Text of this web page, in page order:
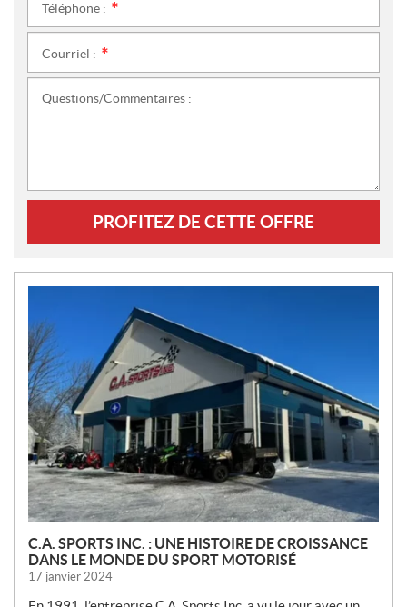
Téléphone :
Courriel :
Questions/Commentaires :
PROFITEZ DE CETTE OFFRE
O
U
V
E
L
L
E
S
C.A. SPORTS INC. : UNE HISTOIRE DE CROISSANCE
DANS LE MONDE DU SPORT MOTORISÉ
17 janvier 2024